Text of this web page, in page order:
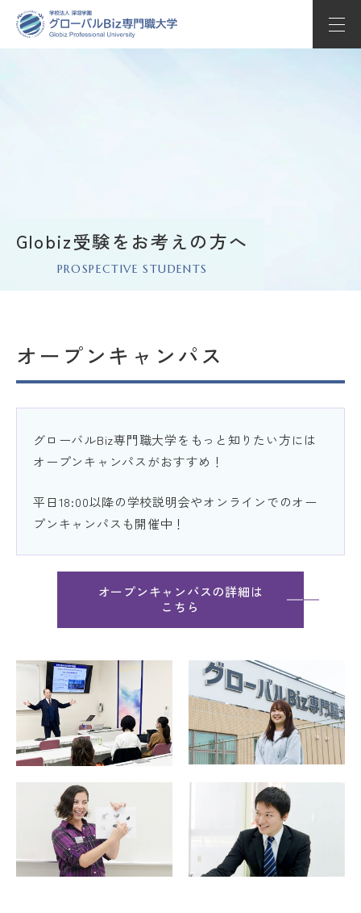
キャリアサポート
Globizについて
オープンキャンパス
Globiz受験をお考えの方へ
へ
在学生・保護者の方へ
交通アクセス
お問い合わせ
採用情報
個人情報保護方針
サイトポリシー
学校情報
学位授与基準
ACCESS
Globiz受験をお考えの方へ
PROSPECTIVE STUDENTS
オープンキャンパス
グローバルBiz専門職大学をもっと知りたい方には
オープンキャンパスがおすすめ！
平日18:00以降の学校説明会やオンラインでのオー
プンキャンパスも開催中！
オープンキャンパスの詳細は
こちら